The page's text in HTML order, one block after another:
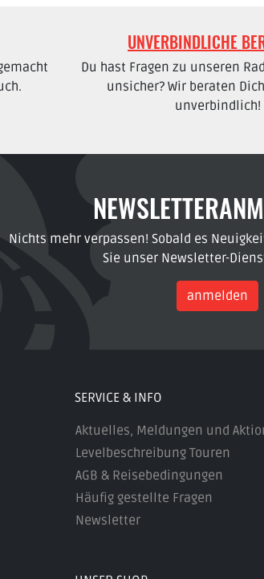
UNVERBINDLICHE
Du hast Fragen zu unseren
unsicher? Wir beraten
unverbindlich!
Nichts mehr verpassen! Sobald es
Sie unser Newsletter-
anmelden
SERVICE & INFO
Aktuelles, Meldungen und
Levelbeschreibung Touren
AGB & Reisebedingungen
Häufig gestellte Fragen
Newsletter